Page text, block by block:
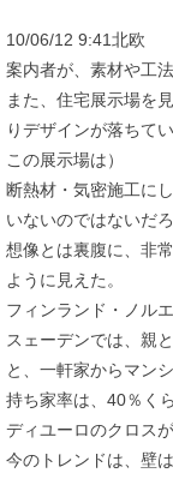
10/06/12 9:41北欧
案内者が、素材や工
また、住宅展示場を
りデザインが落ちて
この展示場は）
断熱材・気密施工に
いないのではないだ
想像とは裏腹に、非
ように見えた。
フィンランド・ノル
スェーデンでは、親
と、一軒家からマン
持ち家率は、40％くら
ディユーロのクロスが
今のトレンドは、壁